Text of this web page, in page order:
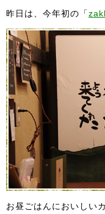
昨日は、今年初の「
お昼ごはんにおいしい